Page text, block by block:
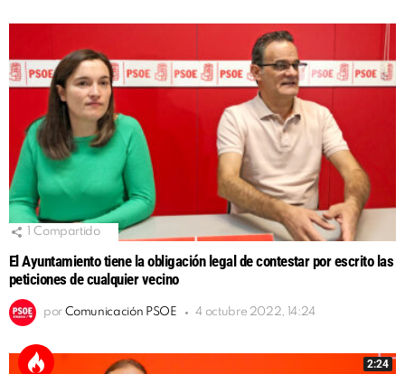
Compartido
El Ayuntamiento tiene la obligación legal de contestar por escrito las
peticiones de cualquier vecino
por Comunicación PSOE 4 octubre 2022, 14:24
2:24